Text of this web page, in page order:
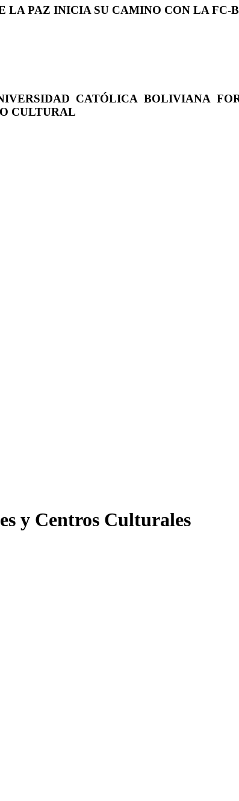
LA PAZ INICIA SU CAMINO CON LA
CATÓLICA BOLIVIANA
CULTURAL
y Centros Culturales